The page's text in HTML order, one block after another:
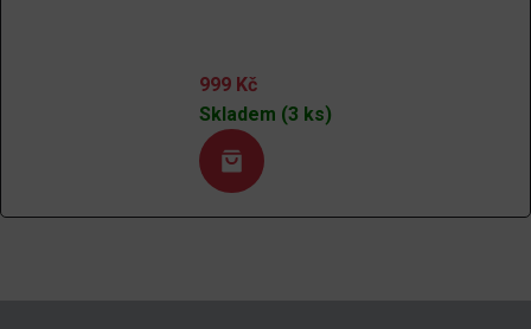
999 Kč
Skladem (3 ks)